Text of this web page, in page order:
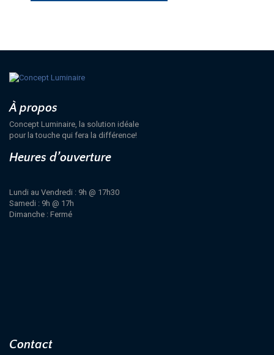
À propos
Concept Luminaire, la solution idéale
pour la touche qui fera la différence!
Heures d’ouverture
Lundi au Vendredi : 9h @ 17h30
Samedi : 9h @ 17h
Dimanche : Fermé
Contact